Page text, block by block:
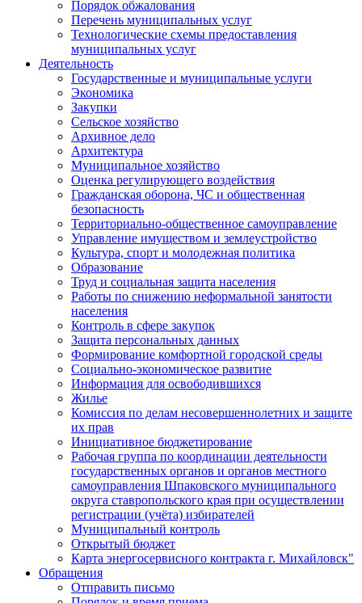
Порядок обжалования
Перечень муниципальных услуг
Технологические схемы предоставления
муниципальных услуг
Деятельность
Государственные и муниципальные услуги
Экономика
Закупки
Сельское хозяйство
Архивное дело
Архитектура
Муниципальное хозяйство
Оценка регулирующего воздействия
Гражданская оборона, ЧС и общественная
безопасность
Территориально-общественное самоуправление
Управление имуществом и землеустройство
Культура, спорт и молодежная политика
Образование
Труд и социальная защита населения
Работы по снижению неформальной занятости
населения
Контроль в сфере закупок
Защита персональных данных
Формирование комфортной городской среды
Социально-экономическое развитие
Информация для освободившихся
Жилье
Комиссия по делам несовершеннолетних и защите
их прав
Инициативное бюджетирование
Рабочая группа по координации деятельности
государственных органов и органов местного
самоуправления Шпаковского муниципального
округа ставропольского края при осуществлении
регистрации (учёта) избирателей
Муниципальный контроль
Открытый бюджет
Карта энергосервисного контракта г. Михайловск"
Обращения
Отправить письмо